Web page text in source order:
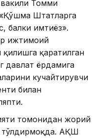
Томми
Штатларга
балки имтиёз».
ижтимоий
қаратилган
давлат ёрдамига
кучайтирувчи
билан
томонидан жорий
тўлдирмоқда. АҚШ